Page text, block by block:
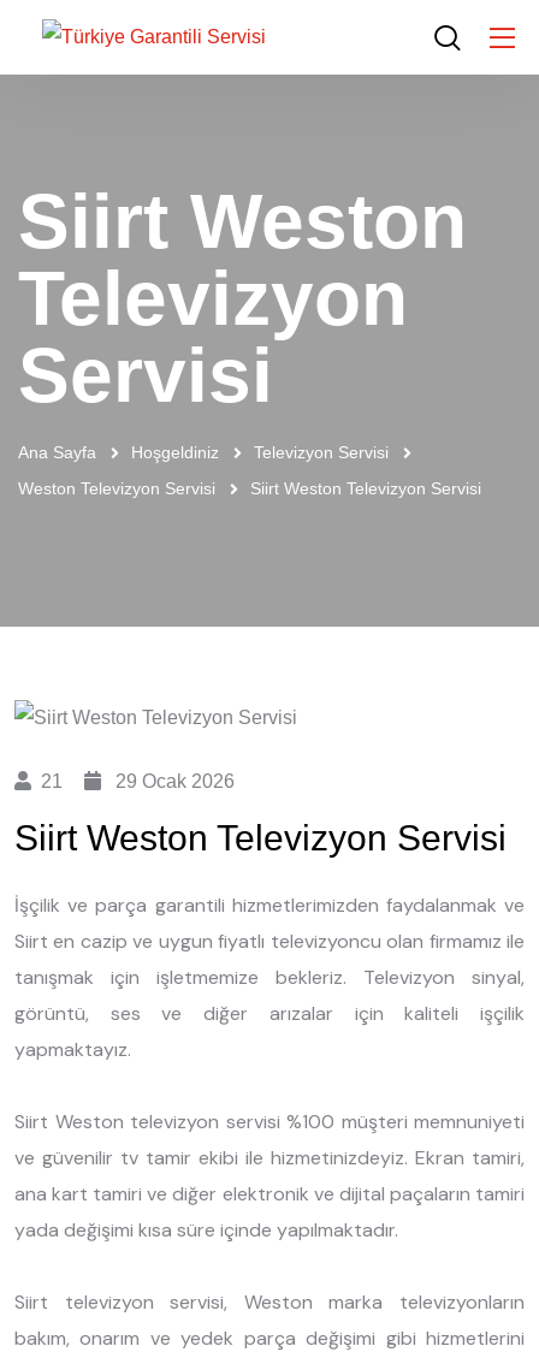
Siirt Weston
Televizyon
Servisi
Ana Sayfa Hoşgeldiniz
Televizyon Servisi
Weston Televizyon Servisi
Siirt Weston Televizyon Servisi
21 29 Ocak 2026
Siirt Weston Televizyon Servisi
İşçilik ve parça garantili hizmetlerimizden faydalanmak ve
Siirt en cazip ve uygun fiyatlı televizyoncu olan firmamız ile
tanışmak için işletmemize bekleriz. Televizyon sinyal,
görüntü, ses ve diğer arızalar için kaliteli işçilik
yapmaktayız.
Siirt Weston televizyon servisi %100 müşteri memnuniyeti
ve güvenilir tv tamir ekibi ile hizmetinizdeyiz. Ekran tamiri,
ana kart tamiri ve diğer elektronik ve dijital paçaların tamiri
yada değişimi kısa süre içinde yapılmaktadır.
Siirt televizyon servisi, Weston marka televizyonların
bakım, onarım ve yedek parça değişimi gibi hizmetlerini